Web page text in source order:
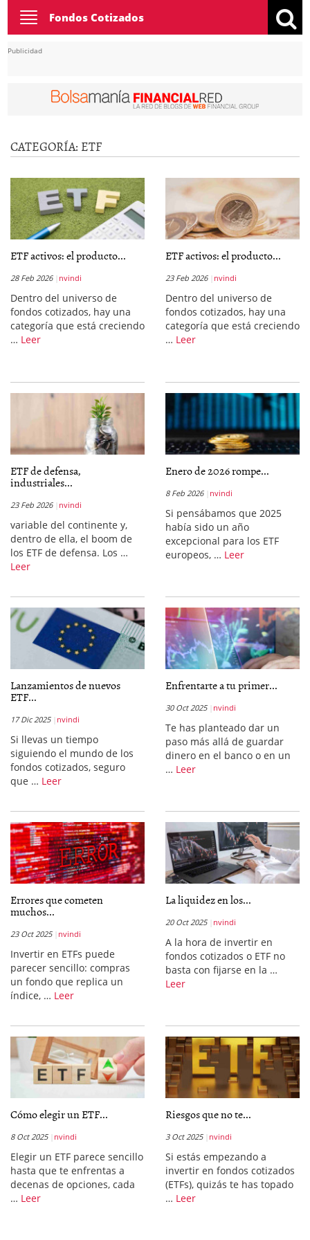
Toggle
navigation
Fondos Cotizados
Publicidad
CATEGORÍA: ETF
ETF activos: el producto...
28 Feb 2026 nvindi
Dentro del universo de
fondos cotizados, hay una
categoría que está creciendo
… Leer
ETF activos: el producto...
23 Feb 2026 nvindi
Dentro del universo de
fondos cotizados, hay una
categoría que está creciendo
… Leer
ETF de defensa,
industriales...
23 Feb 2026 nvindi
variable del continente y,
dentro de ella, el boom de
los ETF de defensa. Los …
Leer
Enero de 2026 rompe...
8 Feb 2026 nvindi
Si pensábamos que 2025
había sido un año
excepcional para los ETF
europeos, … Leer
Lanzamientos de nuevos
ETF...
17 Dic 2025 nvindi
Si llevas un tiempo
siguiendo el mundo de los
fondos cotizados, seguro
que … Leer
Enfrentarte a tu primer...
30 Oct 2025 nvindi
Te has planteado dar un
paso más allá de guardar
dinero en el banco o en un
… Leer
Errores que cometen
muchos...
23 Oct 2025 nvindi
Invertir en ETFs puede
parecer sencillo: compras
un fondo que replica un
índice, … Leer
La liquidez en los...
20 Oct 2025 nvindi
A la hora de invertir en
fondos cotizados o ETF no
basta con fijarse en la …
Leer
Cómo elegir un ETF...
8 Oct 2025 nvindi
Elegir un ETF parece sencillo
hasta que te enfrentas a
decenas de opciones, cada
… Leer
Riesgos que no te...
3 Oct 2025 nvindi
Si estás empezando a
invertir en fondos cotizados
(ETFs), quizás te has topado
… Leer